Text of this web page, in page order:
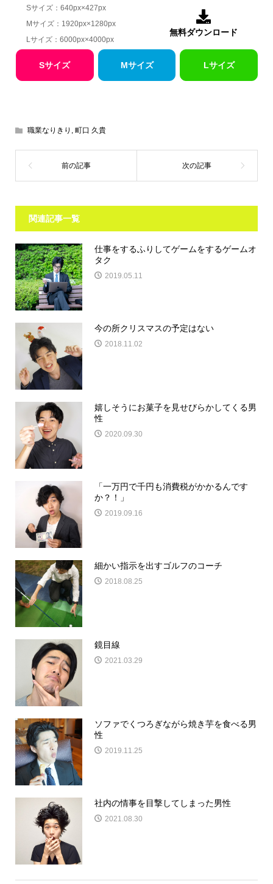
Sサイズ：640px×427px
Mサイズ：1920px×1280px
Lサイズ：6000px×4000px

無料ダウンロード
Sサイズ Mサイズ Lサイズ
職業なりきり , 町口 久貴
関連記事一覧
仕事をするふりしてゲームをするゲームオ
タク
2019.05.11
今の所クリスマスの予定はない
2018.11.02
嬉しそうにお菓子を見せびらかしてくる男
性
2020.09.30
「一万円で千円も消費税がかかるんです
か？！」
2019.09.16
細かい指示を出すゴルフのコーチ
2018.08.25
鏡目線
2021.03.29
ソファでくつろぎながら焼き芋を食べる男
性
2019.11.25
社内の情事を目撃してしまった男性
2021.08.30